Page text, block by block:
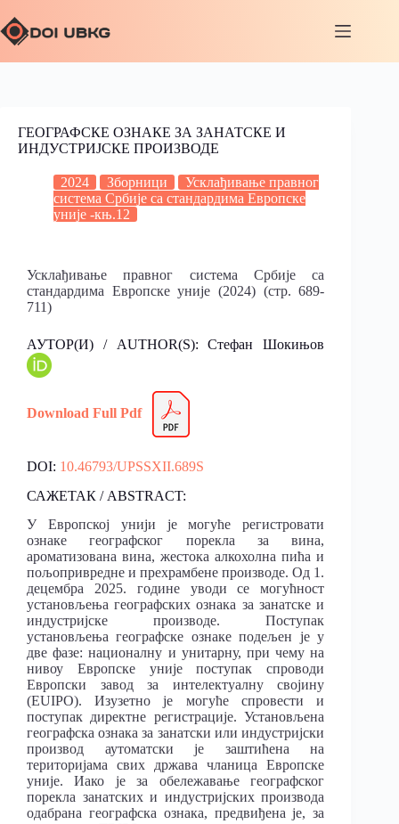
ГЕОГРАФСКЕ ОЗНАКЕ ЗА ЗАНАТСКЕ И
ИНДУСТРИЈСКЕ ПРОИЗВОДЕ
2024 Зборници
Усклађивање правног
система Србије са стандардима Европске
уније -књ.12
Усклађивање правног система Србије са
стандардима Европске уније (2024) (стр. 689-
711)
АУТОР(И) / AUTHOR(S): Стефан Шокињов
Download Full Pdf
DOI: 10.46793/UPSSXII.689S
САЖЕТАК / ABSTRACT:
У Европској унији је могуће регистровати
ознаке географског порекла за вина,
ароматизована вина, жестока алкохолна пића и
пољопривредне и прехрамбене производе. Од 1.
децембра 2025. године уводи се могућност
установљења географских ознака за занатске и
индустријске производе. Поступак
установљења географске ознаке подељен је у
две фазе: националну и унитарну, при чему на
нивоу Европске уније поступак спроводи
Европски завод за интелектуалну својину
(EUIPO). Изузетно је могуће спровести и
поступак директне регистрације. Установљена
географска ознака за занатски или индустријски
производ аутоматски је заштићена на
територијама свих држава чланица Европске
уније. Иако је за обележавање географског
порекла занатских и индустријских производа
одабрана географска ознака, предвиђена је, за